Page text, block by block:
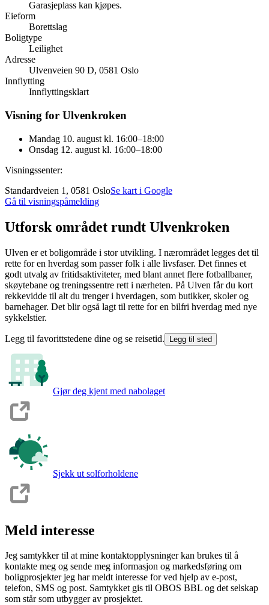
Garasjeplass kan kjøpes.
Eieform
Borettslag
Boligtype
Leilighet
Adresse
Ulvenveien 90 D, 0581 Oslo
Innflytting
Innflyttingsklart
Visning for Ulvenkroken
Mandag 10. august kl. 16:00–18:00
Onsdag 12. august kl. 16:00–18:00
Visningssenter:
Standardveien 1, 0581 OsloSe kart i Google
Gå til visningspåmelding
Utforsk området rundt Ulvenkroken
Ulven er et boligområde i stor utvikling. I nærområdet legges det til
rette for en hverdag som passer folk i alle livsfaser. Det finnes et
godt utvalg av fritidsaktiviteter, med blant annet flere fotballbaner,
skøytebane og treningssentre rett i nærheten. På Ulven får du kort
rekkevidde til alt du trenger i hverdagen, som butikker, skoler og
barnehager. Det blir også lagt til rette for en bilfri hverdag med nye
sykkelstier.
Legg til favorittstedene dine og se reisetid. Legg til sted
Gjør deg kjent med nabolaget
Sjekk ut solforholdene
Meld interesse
Jeg samtykker til at mine kontaktopplysninger kan brukes til å
kontakte meg og sende meg informasjon og markedsføring om
boligprosjekter jeg har meldt interesse for ved hjelp av e-post,
telefon, SMS og post. Samtykket gis til OBOS BBL og det selskap
som står som utbygger av prosjektet.